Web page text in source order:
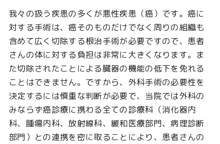
我々の扱う疾患の多くが悪性疾患（癌）です。癌に
対する手術は、癌そのものだけでなく周りの組織も
含めて広く切除する根治手術が必要ですので、患者
さんの体に対する負担は非常に大きくなります。ま
た切除されたことによる臓器の機能の低下を免れる
ことはできません。ですから、外科手術の必要性を
決定するには慎重な判断が必要で、当院では外科の
みならず癌診療に携わる全ての診療科（消化器内
科、腫瘍内科、放射線科、緩和医療部門、病理診断
部門）との連携を密に取ることにより、患者さんの